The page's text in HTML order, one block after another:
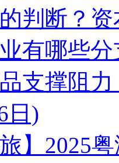
判断？
有哪些分
支撑阻
日)
旅】2025